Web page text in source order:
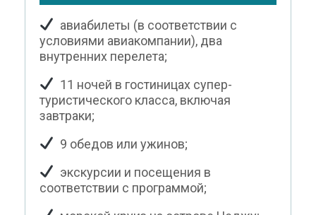
авиабилеты (в соответствии с
условиями авиакомпании), два
внутренних перелета;
11 ночей в гостиницах супер-
туристического класса, включая
завтраки;
9 обедов или ужинов;
экскурсии и посещения в
соответствии с программой;